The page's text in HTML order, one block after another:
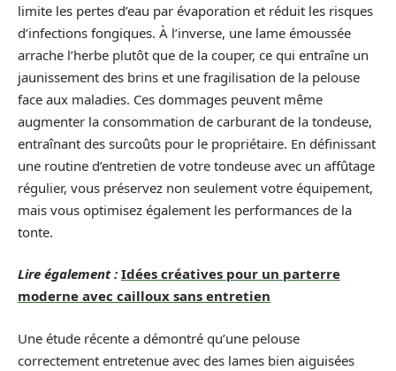
limite les pertes d’eau par évaporation et réduit les risques
d’infections fongiques. À l’inverse, une lame émoussée
arrache l’herbe plutôt que de la couper, ce qui entraîne un
jaunissement des brins et une fragilisation de la pelouse
face aux maladies. Ces dommages peuvent même
augmenter la consommation de carburant de la tondeuse,
entraînant des surcoûts pour le propriétaire. En définissant
une routine d’entretien de votre tondeuse avec un affûtage
régulier, vous préservez non seulement votre équipement,
mais vous optimisez également les performances de la
tonte.
Lire également : Idées créatives pour un parterre
moderne avec cailloux sans entretien
Une étude récente a démontré qu’une pelouse
correctement entretenue avec des lames bien aiguisées